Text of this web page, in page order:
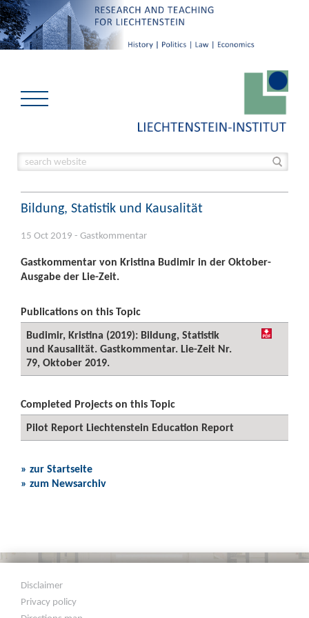
Bildung, Statistik und Kausalität
15 Oct 2019 - Gastkommentar
Gastkommentar von Kristina Budimir in der Oktober-
Ausgabe der Lie-Zeit.
Publications on this Topic
Budimir, Kristina (2019): Bildung, Statistik
und Kausalität. Gastkommentar. Lie-Zeit Nr.
79, Oktober 2019.
Completed Projects on this Topic
Pilot Report Liechtenstein Education Report
» zur Startseite
» zum Newsarchiv
Disclaimer
Privacy policy